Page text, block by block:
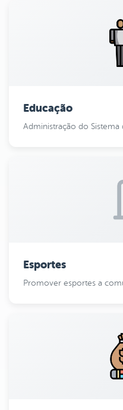
Educação
Administração do Sistema
Esportes
Promover esportes a